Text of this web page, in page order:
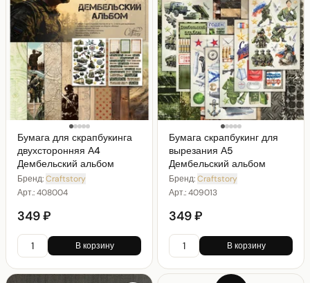
Бумага для скрапбукинга
двухсторонняя А4
Дембельский альбом
Бренд:Craftstory
Арт.:408004
349 ₽
В корзину
Бумага скрапбукинг для
вырезания А5
Дембельский альбом
Бренд:Craftstory
Арт.:409013
349 ₽
В корзину